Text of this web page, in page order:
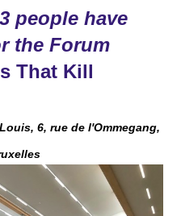
people have
the Forum
That Kill
6, rue de l'Ommegang,